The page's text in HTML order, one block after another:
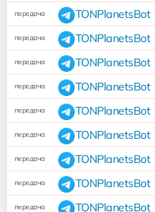
передача TONPlanetsBot
передача TONPlanetsBot
передача TONPlanetsBot
передача TONPlanetsBot
передача TONPlanetsBot
передача TONPlanetsBot
передача TONPlanetsBot
передача TONPlanetsBot
передача TONPlanetsBot